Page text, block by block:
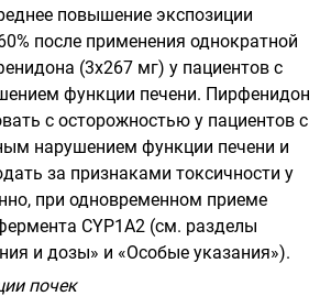
повышение экспозиции
после применения однократной
(3x267 мг) у пациентов с
функции печени. Пирфенидон
с осторожностью у пациентов с
нарушением функции печени и
за признаками токсичности у
при одновременном приеме
CYP1А2 (см. разделы
и дозы» и «Особые указания»).
почек